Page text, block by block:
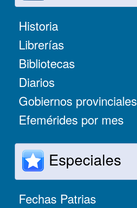
Historia
Librerías
Bibliotecas
Diarios
Gobiernos provinciales
Efemérides por mes
Especiales
Fechas Patrias